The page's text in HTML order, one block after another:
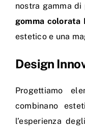
nostra gamma
gomma colorata
estetico e una
Design
Progettiamo
combinano
l’esperienza